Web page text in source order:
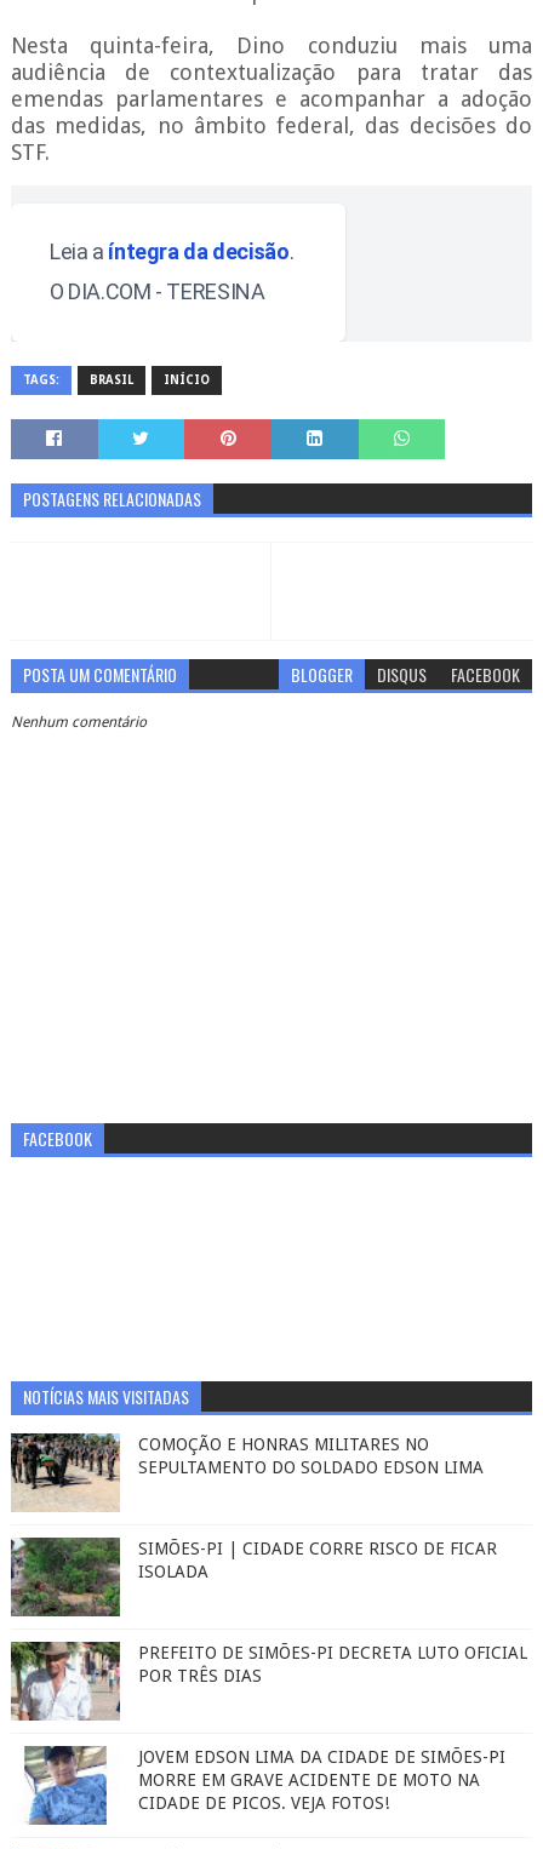
Nesta quinta-feira, Dino conduziu mais uma
audiência de contextualização para tratar das
emendas parlamentares e acompanhar a adoção
das medidas, no âmbito federal, das decisões do
STF.
Leia a íntegra da decisão.
O DIA.COM - TERESINA
TAGS: BRASIL INÍCIO
POSTAGENS RELACIONADAS
POSTA UM COMENTÁRIO BLOGGER DISQUS FACEBOOK
Nenhum comentário
FACEBOOK
NOTÍCIAS MAIS VISITADAS
COMOÇÃO E HONRAS MILITARES NO
SEPULTAMENTO DO SOLDADO EDSON LIMA
SIMÕES-PI | CIDADE CORRE RISCO DE FICAR
ISOLADA
PREFEITO DE SIMÕES-PI DECRETA LUTO OFICIAL
POR TRÊS DIAS
JOVEM EDSON LIMA DA CIDADE DE SIMÕES-PI
MORRE EM GRAVE ACIDENTE DE MOTO NA
CIDADE DE PICOS. VEJA FOTOS!